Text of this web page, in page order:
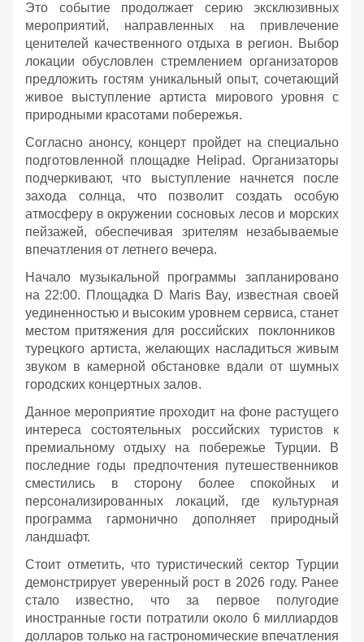
Это событие продолжает серию эксклюзивных
мероприятий, направленных на привлечение
ценителей качественного отдыха в регион. Выбор
локации обусловлен стремлением организаторов
предложить гостям уникальный опыт, сочетающий
живое выступление артиста мирового уровня с
природными красотами побережья.
Согласно анонсу, концерт пройдет на специально
подготовленной площадке Helipad. Организаторы
подчеркивают, что выступление начнется после
захода солнца, что позволит создать особую
атмосферу в окружении сосновых лесов и морских
пейзажей, обеспечивая зрителям незабываемые
впечатления от летнего вечера.
Начало музыкальной программы запланировано
на 22:00. Площадка D Maris Bay, известная своей
уединенностью и высоким уровнем сервиса, станет
местом притяжения для российских поклонников
турецкого артиста, желающих насладиться живым
звуком в камерной обстановке вдали от шумных
городских концертных залов.
Данное мероприятие проходит на фоне растущего
интереса состоятельных российских туристов к
премиальному отдыху на побережье Турции. В
последние годы предпочтения путешественников
сместились в сторону более спокойных и
персонализированных локаций, где культурная
программа гармонично дополняет природный
ландшафт.
Стоит отметить, что туристический сектор Турции
демонстрирует уверенный рост в 2026 году. Ранее
стало известно, что за первое полугодие
иностранные гости потратили около 6 миллиардов
долларов только на гастрономические впечатления